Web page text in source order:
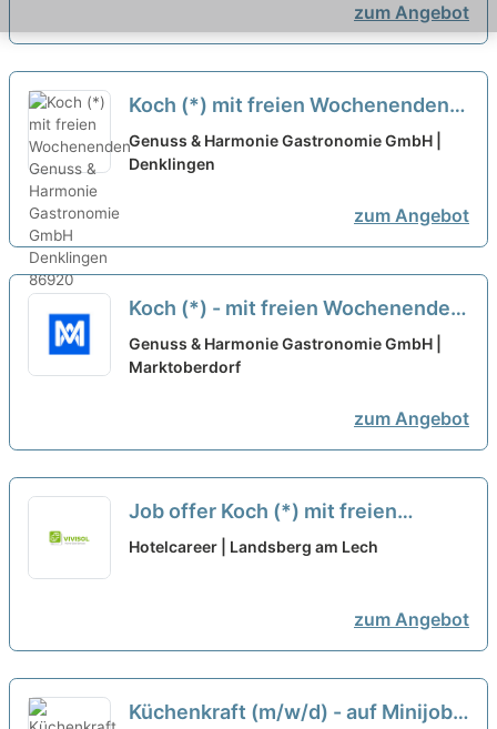
zum Angebot
Koch (*) mit freien Wochenenden
neu
Genuss & Harmonie Gastronomie GmbH |
Denklingen
zum Angebot
Koch (*) - mit freien Wochenenden
neu
Genuss & Harmonie Gastronomie GmbH |
Marktoberdorf
zum Angebot
Job offer Koch (*) mit freien
Wochenenden in Denklingen at
Hotelcareer | Landsberg am Lech
zum Angebot
Küchenkraft (m/w/d) - auf Minijob